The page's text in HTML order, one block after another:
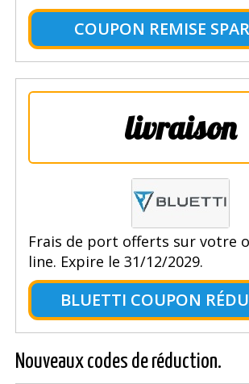
COUPON REMISE
livraison
Frais de port offerts sur votre
line. Expire le 31/12/2029.
BLUETTI COUPON
Nouveaux codes de réduction.